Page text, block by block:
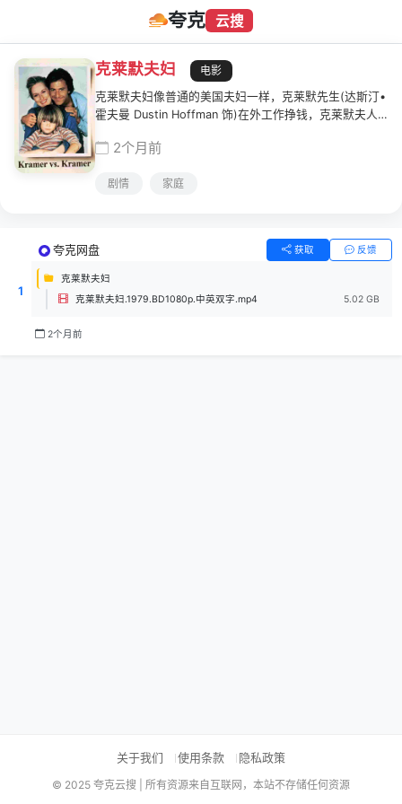
夸克 云搜
克莱默夫妇
电影
克莱默夫妇像普通的美国夫妇一样，克莱默先生(达斯汀•
霍夫曼 Dustin Hoffman 饰)在外工作挣钱，克莱默夫人
的儿子比利(贾斯汀•亨利 Justin Henry 饰)。由于克莱默
下了父子两。克莱默先生现在一方面要忙于工作，一方面
程十分恐怖；比利不吃饭要吃雪糕，克莱默先生想阻止却
不懂沟通……幸好在女邻居的帮助下，克莱默先生逐渐适
应了单身父亲的生活。父子两越来越亲密，互相依赖。这
时，克莱默夫人回来了，她已经是纽约一名出色的设计师
2个月前
剧情 家庭
1
夸克网盘 获取 反馈
克莱默夫妇
克莱默夫妇.1979.BD1080p.中英双字.mp4
5.02 GB
2个月前
关于我们 使用条款 隐私政策
© 2025 夸克云搜 | 所有资源来自互联网，本站不存储任何资源